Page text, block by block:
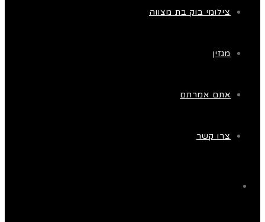
צילומי בוק בת מצווה
מגזין
אתם אמרתם
צרו קשר